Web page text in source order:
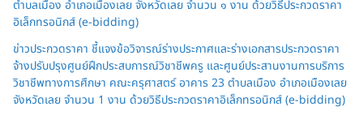
ตำบลเมือง อำเภอเมืองเลย จังหวัดเลย จำนวน ๑ งาน ด้วยวิธีประกวดราคา
อิเล็กทรอนิกส์ (e-bidding)
ข่าวประกวดราคา ชี้แจงข้อวิจารณ์ร่างประกาศและร่างเอกสารประกวดราคา
จ้างปรับปรุงศูนย์ฝึกประสบการณ์วิชาชีพครู และศูนย์ประสานงานการบริการ
วิชาชีพทางการศึกษา คณะครุศาสตร์ อาคาร 23 ตำบลเมือง อำเภอเมืองเลย
จังหวัดเลย จำนวน 1 งาน ด้วยวิธีประกวดราคาอิเล็กทรอนิกส์ (e-bidding)